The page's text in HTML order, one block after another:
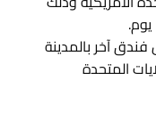
آخر بالمدينة
المتحدة